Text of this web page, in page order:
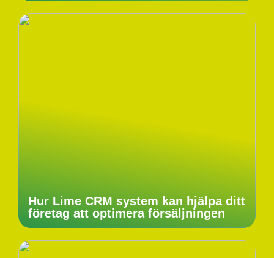
Hur Lime CRM system kan hjälpa ditt
företag att optimera försäljningen